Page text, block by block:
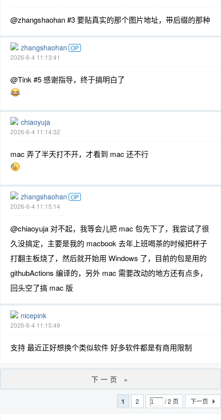
@zhangshaohan #3 要贴真实的那个图片地址，带后缀的那种
zhangshaohan OP
2026-6-4 11:13:41
@Tink #5 感谢指导，终于搞明白了
chiaoyuja
2026-6-4 11:14:32
mac 弄了半天打不开，才看到 mac 还不行
zhangshaohan OP
2026-6-4 11:15:14
@chiaoyuja 对不起，我等会儿把 mac 包先下了，我尝试了很
久没搞定，主要是我的 macbook 去年上班喝茶的时候把杯子
打翻主板烧了，然后就开始用 Windows 了，目前的包是用的
githubActions 编译的，另外 mac 需要改动的地方还有点多，
回头空了搞 mac 版
nicepink
2026-6-4 11:15:49
支持 最近正好想换个类似软件 好多软件都是有商用限制
下一页 »
1 2 / 2 页 下一页